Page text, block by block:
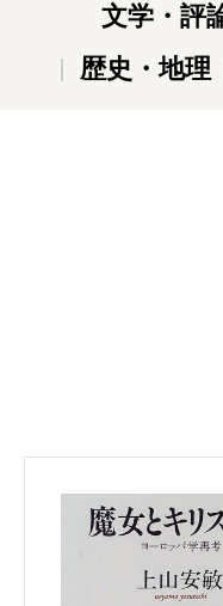
文学・評
歴史・地理